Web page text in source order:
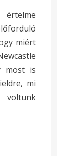
miért
most is
mi